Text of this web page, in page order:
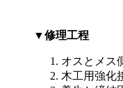
▼修理工程
オスとメス
木工用強化